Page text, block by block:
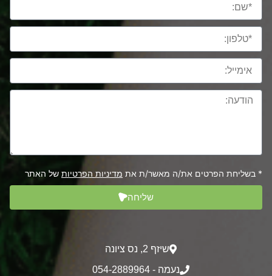
* בשליחת הפרטים את/ה מאשר/ת את מדיניות הפרטיות של האתר
שליחה
שיזף 2‎, נס ציונה
נעמה - 054-2889964